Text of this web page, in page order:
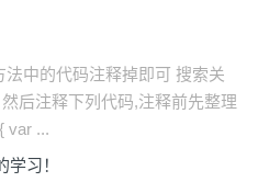
中的代码注释掉即可 搜索关
后注释下列代码,注释前先整理
var ...
习！